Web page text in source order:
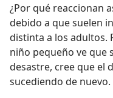
¿Por qué reaccionan
debido a que suelen
distinta a los adultos.
niño pequeño ve que
desastre, cree que el
sucediendo de nuevo.